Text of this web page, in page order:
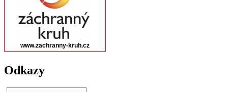
Odkazy